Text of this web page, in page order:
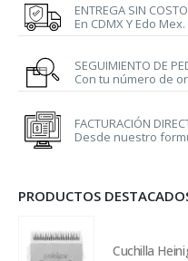
ENTREGA SIN COSTO
En CDMX Y Edo Mex.
SEGUIMIENTO DE
Con tu número de
FACTURACIÓN
Desde nuestro
PRODUCTOS
Cuchilla